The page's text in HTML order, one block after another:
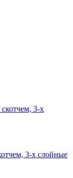
3-х слойные